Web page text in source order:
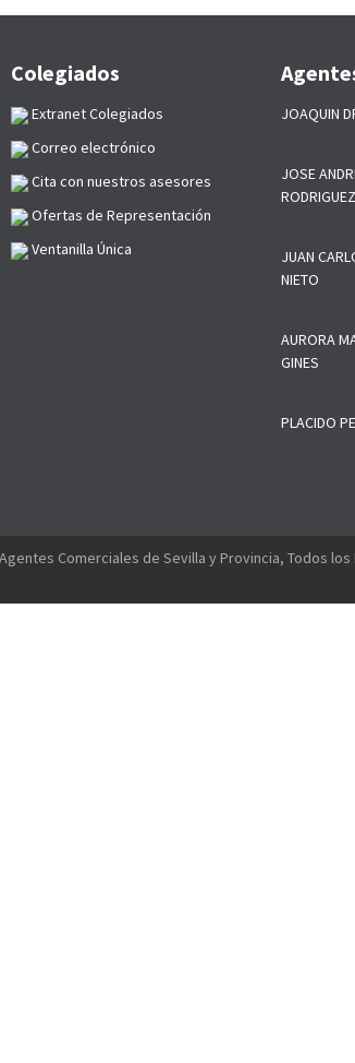
Colegiados
Extranet Colegiados
Correo electrónico
Cita con nuestros asesores
Ofertas de Representación
Ventanilla Única
JOAQUIN
JOSE
RODRIGUEZ
JUAN
NIETO
AURORA
GINES
PLACIDO
Agentes Comerciales de Sevilla y Provincia, Todos